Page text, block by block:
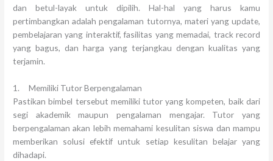
dan betul-layak untuk dipilih. Hal-hal yang harus kamu
pertimbangkan adalah pengalaman tutornya, materi yang update,
pembelajaran yang interaktif, fasilitas yang memadai, track record
yang bagus, dan harga yang terjangkau dengan kualitas yang
terjamin.
1. Memiliki Tutor Berpengalaman
Pastikan bimbel tersebut memiliki tutor yang kompeten, baik dari
segi akademik maupun pengalaman mengajar. Tutor yang
berpengalaman akan lebih memahami kesulitan siswa dan mampu
memberikan solusi efektif untuk setiap kesulitan belajar yang
dihadapi.